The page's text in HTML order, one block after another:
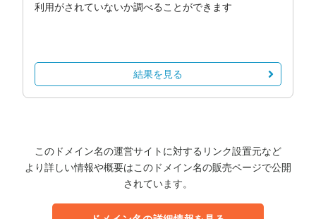
利用がされていないか調べることができます
結果を見る
このドメイン名の運営サイトに対するリンク設置元など
より詳しい情報や概要はこのドメイン名の販売ページで公開
されています。